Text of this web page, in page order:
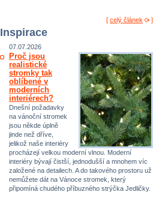
[ celý článek ]
Inspirace
07.07.2026
Proč jsou
realistické
stromky tak
oblíbené v
moderních
interiérech?
Dnešní požadavky
na vánoční stromek
jsou někde úplně
jinde než dříve,
jelikož naše interiéry
procházejí velkou moderní vlnou. Moderní
interiéry bývají čistší, jednodušší a mnohem víc
založené na detailech. A do takového prostoru už
nemůžete dát na Vánoce stromek, který
připomíná chudého příbuzného strýčka Jedličky.